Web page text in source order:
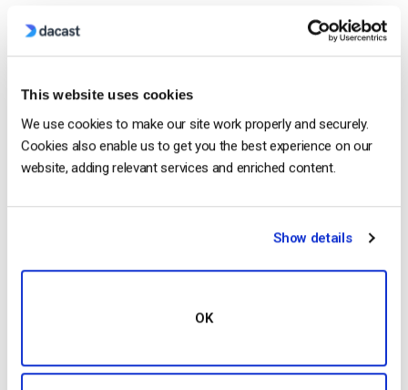
This website uses cookies
We use cookies to make our site work properly and securely.
Cookies also enable us to get you the best experience on our
website, adding relevant services and enriched content.
Show details
OK
Free 14-Day Trial
Get Started!